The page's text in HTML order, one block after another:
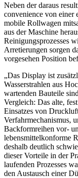
Neben der daraus
convenience von einer
mobile Rollwagen
aus der Maschine
Reinigungsprozesses
Arretierungen sorgen
vorgesehen Position
„Das Display ist
Wasserstrahlen aus
wartenden Bauteile
Vergleich: Das alte,
Einsatzes von
Verfahrmechanismus,
Backformreihen vor-
lebensmittelkonforme
deshalb deutlich
dieser Vorteile in der
laufenden Prozesses
den Austausch einer